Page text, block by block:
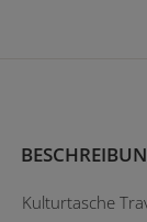
Kulturtasche